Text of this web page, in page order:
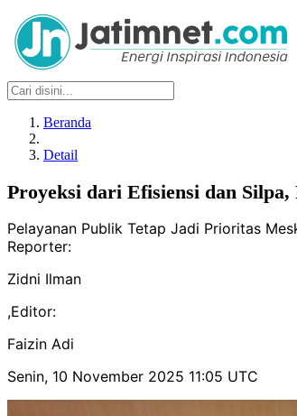
Beranda
Detail
Proyeksi dari Efisiensi dan
Pelayanan Publik Tetap Jadi Prioritas
Reporter:
Zidni Ilman
,Editor:
Faizin Adi
Senin, 10 November 2025 11:05 UTC